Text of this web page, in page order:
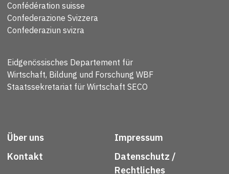
Confédération suisse
Confederazione Svizzera
Confederaziun svizra
Eidgenössisches Departement für
Wirtschaft, Bildung und Forschung WBF
Staatssekretariat für Wirtschaft SECO
Über uns
Kontakt
Impressum
Datenschutz /
Rechtliches